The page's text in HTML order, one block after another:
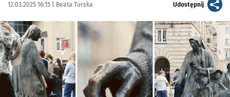
Data publikacji:
12.03.2025 16:15 | Autor:
Beata Turska Udostępnijartykuł
Kliknij, aby zobaczyć galerię